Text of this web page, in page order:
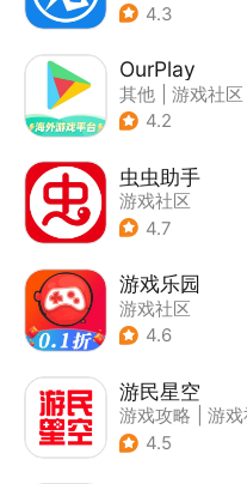
4.3
OurPlay
其他
游戏社区
4.2
虫虫助手
游戏社区
4.7
游戏乐园
游戏社区
4.6
游民星空
游戏攻略
游戏
4.5